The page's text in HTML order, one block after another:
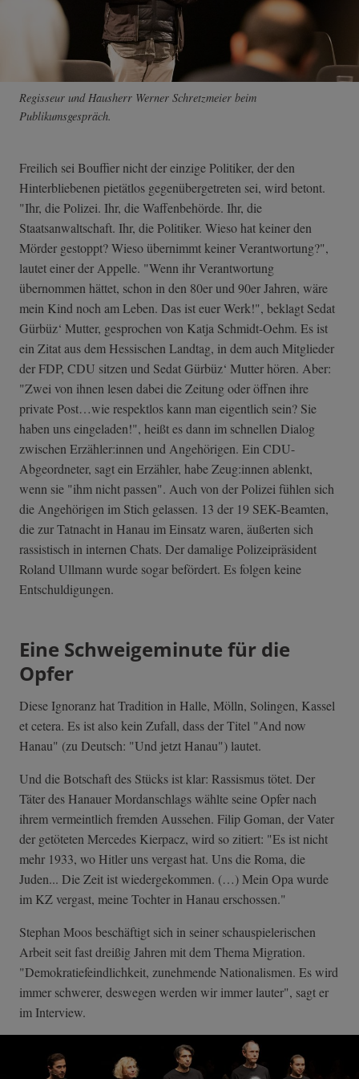
Regisseur und Hausherr Werner Schretzmeier beim
Publikumsgespräch.
Freilich sei Bouffier nicht der einzige Politiker, der den
Hinterbliebenen pietätlos gegenübergetreten sei, wird betont.
"Ihr, die Polizei. Ihr, die Waffenbehörde. Ihr, die
Staatsanwaltschaft. Ihr, die Politiker. Wieso hat keiner den
Mörder gestoppt? Wieso übernimmt keiner Verantwortung?",
lautet einer der Appelle. "Wenn ihr Verantwortung
übernommen hättet, schon in den 80er und 90er Jahren, wäre
mein Kind noch am Leben. Das ist euer Werk!", beklagt Sedat
Gürbüz‘ Mutter, gesprochen von Katja Schmidt-Oehm. Es ist
ein Zitat aus dem Hessischen Landtag, in dem auch Mitglieder
der FDP, CDU sitzen und Sedat Gürbüz‘ Mutter hören. Aber:
"Zwei von ihnen lesen dabei die Zeitung oder öffnen ihre
private Post…wie respektlos kann man eigentlich sein? Sie
haben uns eingeladen!", heißt es dann im schnellen Dialog
zwischen Erzähler:innen und Angehörigen. Ein CDU-
Abgeordneter, sagt ein Erzähler, habe Zeug:innen ablenkt,
wenn sie "ihm nicht passen". Auch von der Polizei fühlen sich
die Angehörigen im Stich gelassen. 13 der 19 SEK-Beamten,
die zur Tatnacht in Hanau im Einsatz waren, äußerten sich
rassistisch in internen Chats. Der damalige Polizeipräsident
Roland Ullmann wurde sogar befördert. Es folgen keine
Entschuldigungen.
Eine Schweigeminute für die
Opfer
Diese Ignoranz hat Tradition in Halle, Mölln, Solingen, Kassel
et cetera. Es ist also kein Zufall, dass der Titel "And now
Hanau" (zu Deutsch: "Und jetzt Hanau") lautet.
Und die Botschaft des Stücks ist klar: Rassismus tötet. Der
Täter des Hanauer Mordanschlags wählte seine Opfer nach
ihrem vermeintlich fremden Aussehen. Filip Goman, der Vater
der getöteten Mercedes Kierpacz, wird so zitiert: "Es ist nicht
mehr 1933, wo Hitler uns vergast hat. Uns die Roma, die
Juden... Die Zeit ist wiedergekommen. (…) Mein Opa wurde
im KZ vergast, meine Tochter in Hanau erschossen."
Stephan Moos beschäftigt sich in seiner schauspielerischen
Arbeit seit fast dreißig Jahren mit dem Thema Migration.
"Demokratiefeindlichkeit, zunehmende Nationalismen. Es wird
immer schwerer, deswegen werden wir immer lauter", sagt er
im Interview.